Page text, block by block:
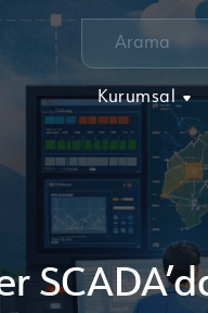
Kurumsal